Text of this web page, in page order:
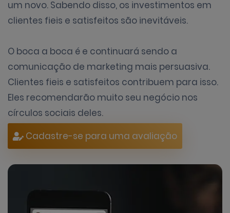
um novo. Sabendo disso, os investimentos em
clientes fieis e satisfeitos são inevitáveis.
O boca a boca é e continuará sendo a
comunicação de marketing mais persuasiva.
Clientes fieis e satisfeitos contribuem para isso.
Eles recomendarão muito seu negócio nos
círculos sociais deles.
Cadastre-se para uma avaliação